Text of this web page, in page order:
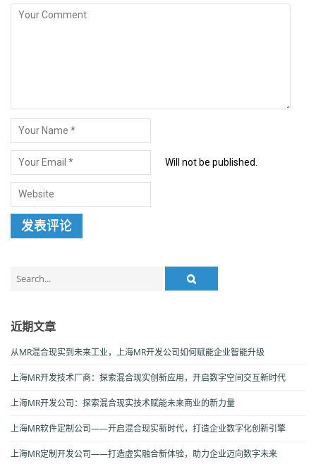
Will not be published.
for:
近期文章
从MR混合现实到未来工业，上海MR开发公司如何赋能企业智能升级
上海MR开发技术厂商：探索混合现实创新应用，开启数字空间交互新时代
上海MR开发公司：探索混合现实技术赋能未来商业的新力量
上海MR软件定制公司——开启混合现实新时代，打造企业数字化创新引擎
上海MR定制开发公司——打造虚实融合新体验，助力企业迈向数字未来